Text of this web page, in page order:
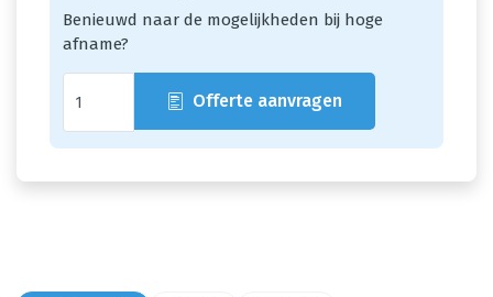
Benieuwd naar de mogelijkheden bij hoge
afname?
Offerte aanvragen